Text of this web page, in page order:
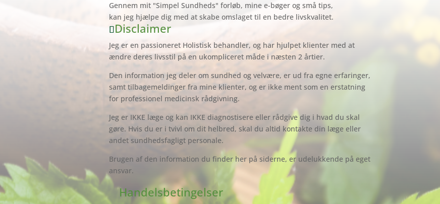
Gennem mit "Simpel Sundheds" forløb, mine e-bøger og små tips,
kan jeg hjælpe dig med at skabe omslaget til en bedre livskvalitet.
Disclaimer
Jeg er en passioneret Holistisk behandler, og har hjulpet klienter med at
ændre deres livsstil på en ukompliceret måde i næsten 2 årtier.
Den information jeg deler om sundhed og velvære, er ud fra egne erfaringer,
samt tilbagemeldinger fra mine klienter, og er ikke ment som en erstatning
for professionel medicinsk rådgivning.
Jeg er IKKE læge og kan IKKE diagnostisere eller rådgive dig i hvad du skal
gøre. Hvis du er i tvivl om dit helbred, skal du altid kontakte din læge eller
andet sundhedsfagligt personale.
Brugen af den information du finder her på siderne, er udelukkende på eget
ansvar.
Handelsbetingelser